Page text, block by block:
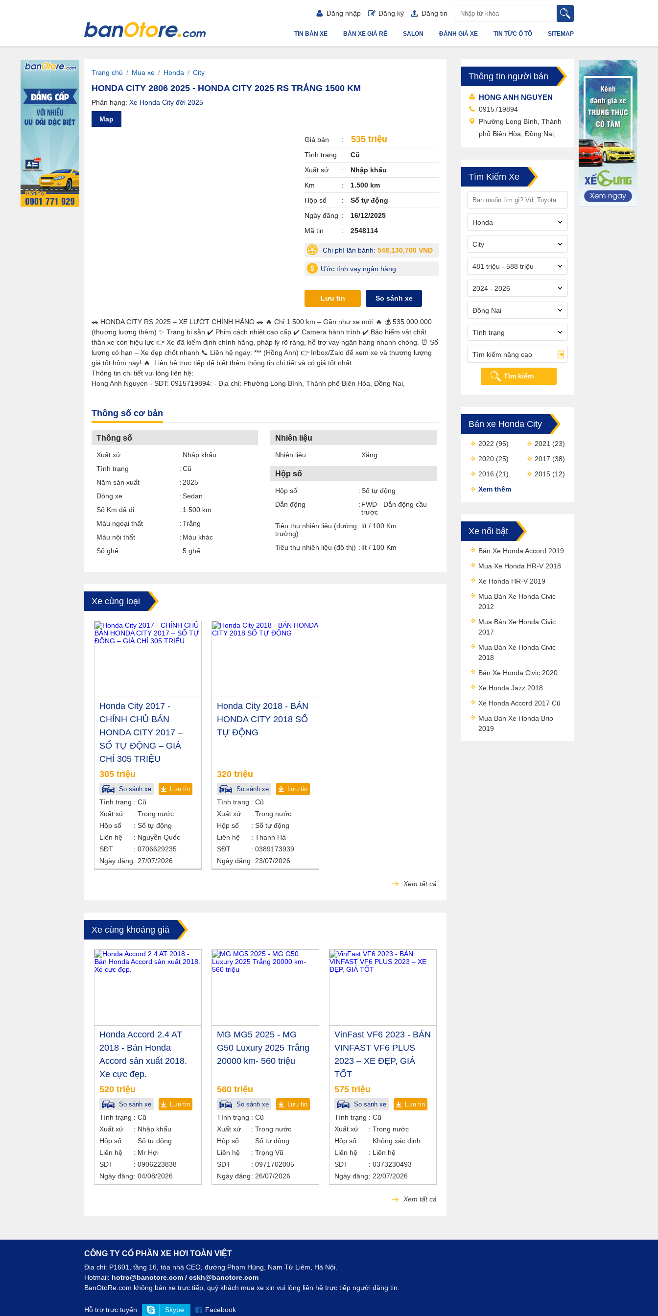
Đăng nhập Đăng ký Đăng tin
SITEMAP
TIN TỨC Ô TÔ
ĐÁNH GIÁ XE
SALON
BÁN XE GIÁ RẺ
TIN BÁN XE
Trang chủ / Mua xe / Honda / City
HONDA CITY 2806 2025 - HONDA CITY 2025 RS TRẮNG 1500 KM
Phân hạng: Xe Honda City đời 2025
Map
Giá bán 535 triệu
Tình trạng
Cũ
Xuất sứ
Nhập khẩu
Km
1.500 km
Hộp số
Số tự động
Ngày đăng
16/12/2025
Mã tin
2548114
Chi phí lăn bánh: 548,130,700 VNĐ
Ước tính vay ngân hàng
Lưu tin So sánh xe
🚗 HONDA CITY RS 2025 – XE LƯỚT CHÍNH HÃNG 🚗 🔥 Chỉ 1.500 km – Gần như xe mới 🔥 💰 535.000.000
(thương lượng thêm) ✨ Trang bị sẵn ✔️ Phim cách nhiệt cao cấp ✔️ Camera hành trình ✔️ Bảo hiểm vật chất
thân xe còn hiệu lực 👉 Xe đã kiểm định chính hãng, pháp lý rõ ràng, hỗ trợ vay ngân hàng nhanh chóng. ⏰ Số
lượng có hạn – Xe đẹp chốt nhanh 📞 Liên hệ ngay: *** (Hồng Anh) 👉 Inbox/Zalo để xem xe và thương lượng
giá tốt hôm nay! 🔥. Liên hệ trực tiếp để biết thêm thông tin chi tiết và có giá tốt nhất.
Thông tin chi tiết vui lòng liên hệ:
Hong Anh Nguyen - SĐT: 0915719894: - Địa chỉ: Phường Long Bình, Thành phố Biên Hòa, Đồng Nai,
Thông số cơ bản
Thông số
Xuất xứ
Nhập khẩu
Tình trạng
Cũ
Năm sản xuất
2025
Dòng xe
Sedan
Số Km đã đi
1.500 km
Màu ngoại thất
Trắng
Màu nội thất
Màu khác
Số ghế
5 ghế
Nhiên liệu
Nhiên liệu Xăng
Hộp số
Hộp số
Số tự động
Dẫn động
FWD - Dẫn động cầu
trước
Tiêu thụ nhiên liệu (đường
trường)
lít / 100 Km
Tiêu thụ nhiên liệu (đô thị) lít / 100 Km
Xe cùng loại
Honda City 2017 -
CHÍNH CHỦ BÁN
HONDA CITY 2017 –
SỐ TỰ ĐỘNG – GIÁ
CHỈ 305 TRIỆU
305 triệu
So sánh xe Lưu tin
Tình trạng
Cũ
Xuất xứ
Trong nước
Hộp số
Số tự động
Liên hệ
Nguyễn Quốc
SĐT
0706629235
Ngày đăng
27/07/2026
Honda City 2018 - BÁN
HONDA CITY 2018 SỐ
TỰ ĐỘNG
320 triệu
So sánh xe Lưu tin
Tình trạng
Cũ
Xuất xứ
Trong nước
Hộp số
Số tự động
Liên hệ
Thanh Hà
SĐT
0389173939
Ngày đăng
23/07/2026
Xem tất cả
Xe cùng khoảng giá
Honda Accord 2.4 AT
2018 - Bán Honda
Accord sản xuất 2018.
Xe cực đẹp.
520 triệu
So sánh xe Lưu tin
Tình trạng
Cũ
Xuất xứ
Nhập khẩu
Hộp số
Số tự động
Liên hệ
Mr Hợi
SĐT
0906223838
Ngày đăng
04/08/2026
MG MG5 2025 - MG
G50 Luxury 2025 Trắng
20000 km- 560 triệu
560 triệu
So sánh xe Lưu tin
Tình trạng
Cũ
Xuất xứ
Trong nước
Hộp số
Số tự động
Liên hệ
Trọng Vũ
SĐT
0971702005
Ngày đăng
26/07/2026
VinFast VF6 2023 - BÁN
VINFAST VF6 PLUS
2023 – XE ĐẸP, GIÁ
TỐT
575 triệu
So sánh xe Lưu tin
Tình trạng
Cũ
Xuất xứ
Trong nước
Hộp số
Không xác định
Liên hệ
Liên hệ
SĐT
0373230493
Ngày đăng
22/07/2026
Xem tất cả
Thông tin người bán
HONG ANH NGUYEN
0915719894
Phường Long Bình, Thành
phố Biên Hòa, Đồng Nai,
Tìm Kiếm Xe
Honda
City
481 triệu - 588 triệu
2024 - 2026
Đồng Nai
Tình trạng
Tìm kiếm nâng cao
Tìm kiếm
Bán xe Honda City
2022 (95) 2021 (23)
2020 (25) 2017 (38)
2016 (21) 2015 (12)
Xem thêm
Xe nổi bật
Bán Xe Honda Accord 2019
Mua Xe Honda HR-V 2018
Xe Honda HR-V 2019
Mua Bán Xe Honda Civic
2012
Mua Bán Xe Honda Civic
2017
Mua Bán Xe Honda Civic
2018
Bán Xe Honda Civic 2020
Xe Honda Jazz 2018
Xe Honda Accord 2017 Cũ
Mua Bán Xe Honda Brio
2019
CÔNG TY CỔ PHẦN XE HƠI TOÀN VIỆT
Địa chỉ: P1601, tầng 16, tòa nhà CEO, đường Phạm Hùng, Nam Từ Liêm, Hà Nội.
Hotmail: hotro@banotore.com / cskh@banotore.com
BanOtoRe.com không bán xe trực tiếp, quý khách mua xe xin vui lòng liên hệ trực tiếp người đăng tin.
Hỗ trợ trực tuyến Skype Facebook